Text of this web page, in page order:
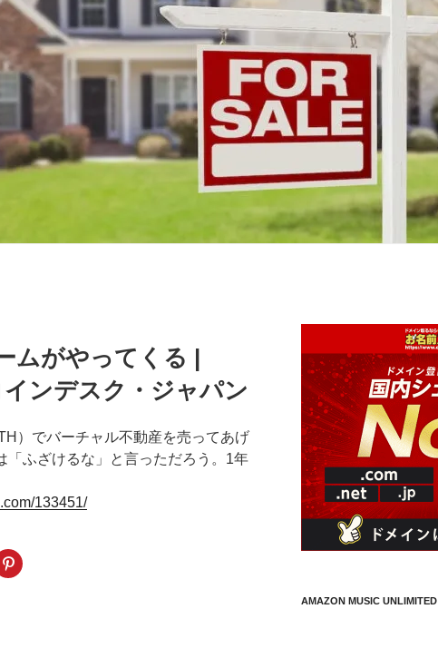
ムがやってくる |
ンデスク・ジャパン
）でバーチャル不動産を売ってあげ
「ふざけるな」と言っただろう。1年
133451/
AMAZON MUSIC UNLIMITED